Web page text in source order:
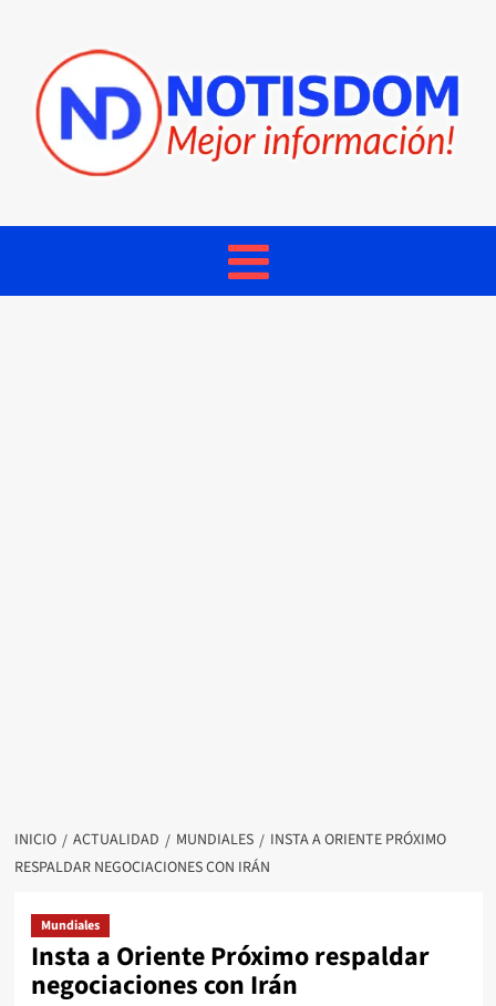
INICIO ACTUALIDAD MUNDIALES
INSTA A ORIENTE PRÓXIMO
RESPALDAR NEGOCIACIONES CON IRÁN
Mundiales
Insta a Oriente Próximo respaldar
negociaciones con Irán